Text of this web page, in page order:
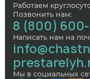
Работаем
Позвонить нам:
8 (800)
Написать нам на
Мы в социальных